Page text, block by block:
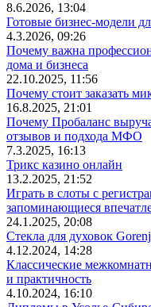
8.6.2026, 13:04
Готовые бизнес-модели
4.3.2026, 09:26
Почему важна
дома и бизнеса
22.10.2025, 11:56
Почему стоит заказать
16.8.2025, 21:01
Почему Пробаланс
отзывов и подхода МФО
7.3.2025, 16:13
Трикс казино онлайн
13.2.2025, 21:52
Играть в слоты с
запоминающиеся
24.1.2025, 20:08
Стекла для духовок
4.12.2024, 14:28
Классические
и практичность
4.10.2024, 16:10